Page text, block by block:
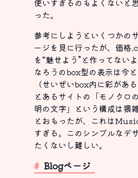
った。
参考にしようといくつかの
ージを見に行ったが、価格
を“魅せよう”と作ってない
なろうのbox型の表示は今
（せいぜいbox内に彩があ
とあるサイトの「モノクロ
明の文字」という構成は猥
とおもったが、これは
すぎる。このシンプルなデ
たくないし難しい。
Blogページ